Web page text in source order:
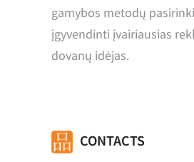
gamybos metodų
įgyvendinti įvairiausias
dovanų idėjas.
CONTACTS